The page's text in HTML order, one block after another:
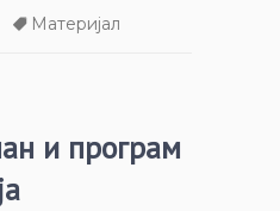
Материјал
и програм